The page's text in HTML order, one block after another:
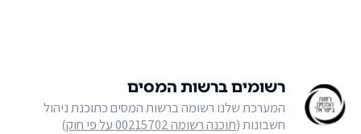
רשומים ברשות המסים
המערכת שלנו רשומה ברשות המסים כתוכנת ניהול
חשבונות (תוכנה רשומה 00215702 על פי חוק )